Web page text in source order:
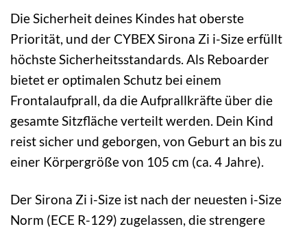
Die Sicherheit deines Kindes hat oberste
Priorität, und der CYBEX Sirona Zi i-Size erfüllt
höchste Sicherheitsstandards. Als Reboarder
bietet er optimalen Schutz bei einem
Frontalaufprall, da die Aufprallkräfte über die
gesamte Sitzfläche verteilt werden. Dein Kind
reist sicher und geborgen, von Geburt an bis zu
einer Körpergröße von 105 cm (ca. 4 Jahre).
Der Sirona Zi i-Size ist nach der neuesten i-Size
Norm (ECE R-129) zugelassen, die strengere